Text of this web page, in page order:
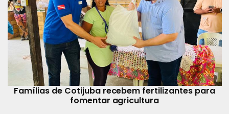
Famílias de Cotijuba recebem fertilizantes para
fomentar agricultura